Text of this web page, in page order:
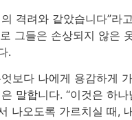
격려와 같았습니다”라
그들은 손상되지 않은
.
보다 나에게 용감하게
말합니다. “이것은 하
나오도록 가르치실 때,